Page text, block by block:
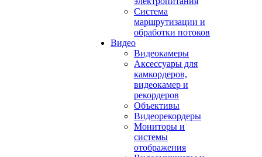
Система
маршрутизации и
обработки потоков
Видео
Видеокамеры
Аксессуары для
камкордеров,
видеокамер и
рекордеров
Объективы
Видеорекордеры
Мониторы и
системы
отображения